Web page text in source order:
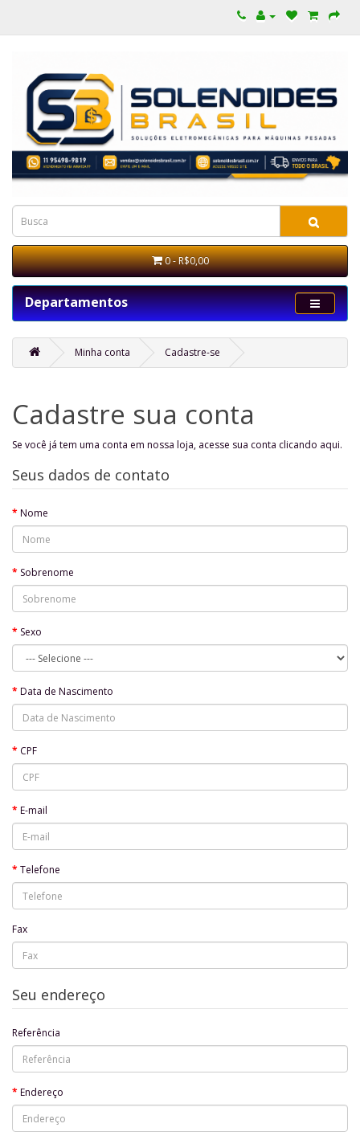
0 - R$0,00
Departamentos
Minha conta Cadastre-se
Cadastre sua conta
Se você já tem uma conta em nossa loja, acesse sua conta clicando aqui.
Seus dados de contato
Nome
Sobrenome
Sexo
Data de Nascimento
CPF
E-mail
Telefone
Fax
Seu endereço
Referência
Endereço